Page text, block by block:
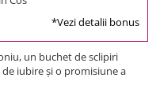
*Vezi detalii bonus
un buchet de sclipiri
iubire şi o promisiune a